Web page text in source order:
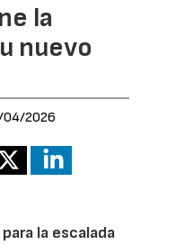
la
nuevo
04/2026
la escalada